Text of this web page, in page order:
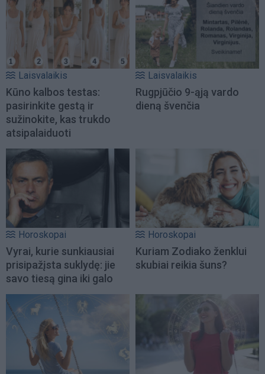
Laisvalaikis
Kūno kalbos testas:
pasirinkite gestą ir
sužinokite, kas trukdo
atsipalaiduoti
Laisvalaikis
Rugpjūčio 9-ąją vardo
dieną švenčia
Horoskopai
Vyrai, kurie sunkiausiai
prisipažįsta suklydę: jie
savo tiesą gina iki galo
Horoskopai
Kuriam Zodiako ženklui
skubiai reikia šuns?